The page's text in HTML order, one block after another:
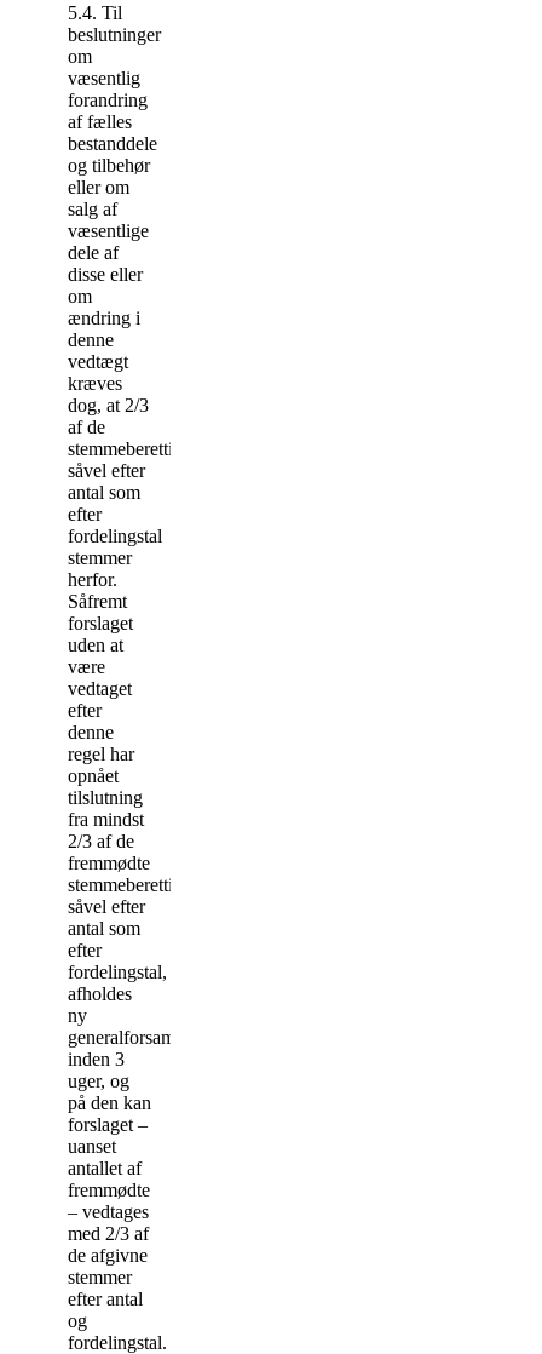
5.4. Til
beslutninger
om
væsentlig
forandring
af fælles
bestanddele
og tilbehør
eller om
salg af
væsentlige
dele af
disse eller
om
ændring i
denne
vedtægt
kræves
dog, at 2/3
af de
stemmeberettigede
såvel efter
antal som
efter
fordelingstal
stemmer
herfor.
Såfremt
forslaget
uden at
være
vedtaget
efter
denne
regel har
opnået
tilslutning
fra mindst
2/3 af de
fremmødte
stemmeberettigede
såvel efter
antal som
efter
fordelingstal,
afholdes
ny
generalforsamling
inden 3
uger, og
på den kan
forslaget –
uanset
antallet af
fremmødte
– vedtages
med 2/3 af
de afgivne
stemmer
efter antal
og
fordelingstal.